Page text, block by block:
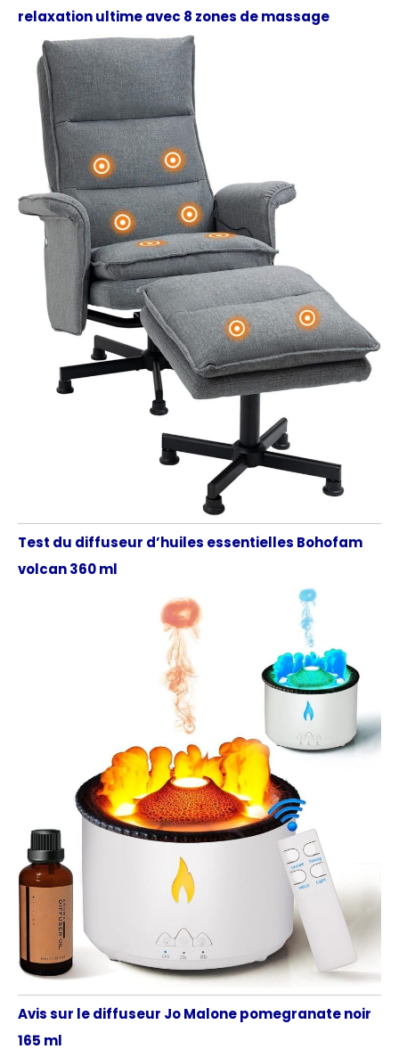
relaxation ultime avec 8 zones de massage
Test du diffuseur d’huiles essentielles Bohofam
volcan 360 ml
Avis sur le diffuseur Jo Malone pomegranate noir
165 ml